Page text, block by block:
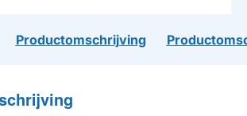
Productomschrijving